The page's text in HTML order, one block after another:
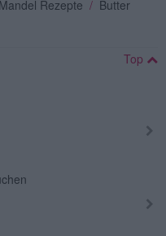
Mandel Rezepte / Butter
Top